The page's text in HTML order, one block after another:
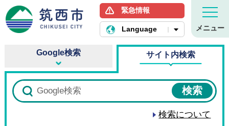
筑西市ホームページ
緊急情報
Language メニュー
Google検索 サイト内検索
検索について